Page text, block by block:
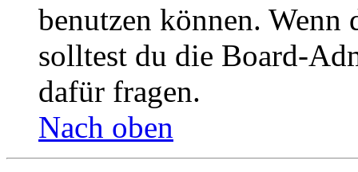
benutzen können. Wenn
solltest du die Board-
dafür fragen.
Nach oben